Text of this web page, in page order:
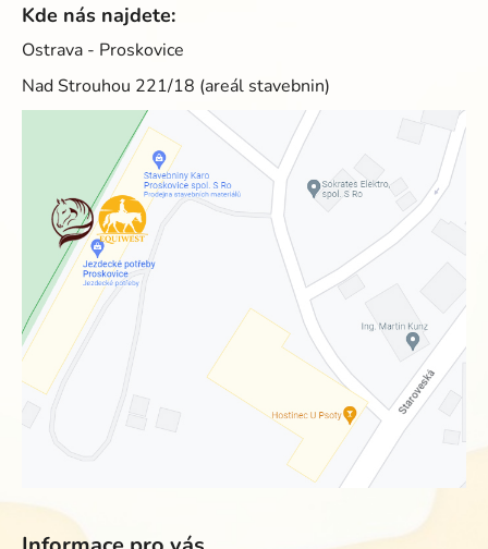
Kde nás najdete:
Ostrava - Proskovice
Nad Strouhou 221/18 (areál stavebnin)